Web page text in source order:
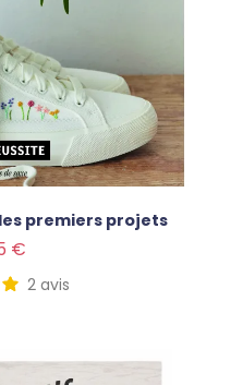
premiers projets
€
2 avis